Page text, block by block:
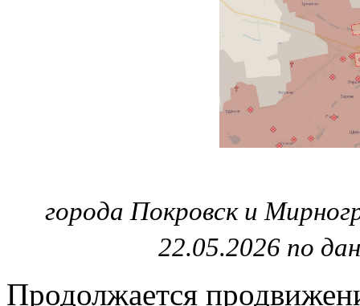
города Покровск и
22.05.2026 по
Продолжается